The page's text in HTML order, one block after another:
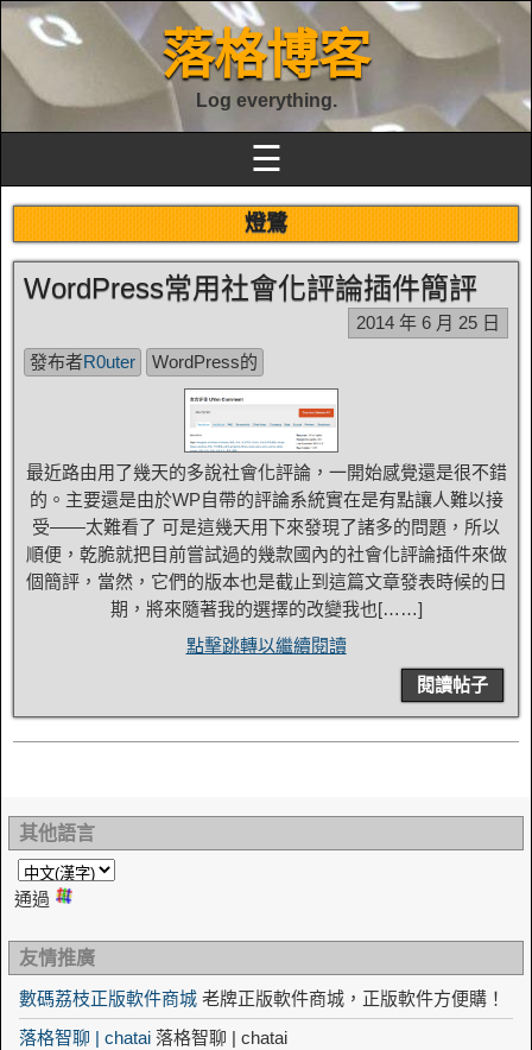
落格博客
Log everything.
☰
燈鷺
WordPress常用社會化評論插件簡評
2014 年 6 月 25 日
發布者R0uter WordPress的
最近路由用了幾天的多說社會化評論，一開始感覺還是很不錯
的。主要還是由於WP自帶的評論系統實在是有點讓人難以接
受——太難看了 可是這幾天用下來發現了諸多的問題，所以
順便，乾脆就把目前嘗試過的幾款國內的社會化評論插件來做
個簡評，當然，它們的版本也是截止到這篇文章發表時候的日
期，將來隨著我的選擇的改變我也[……]
點擊跳轉以繼續閱讀
閱讀帖子
其他語言
通過
友情推廣
數碼荔枝正版軟件商城 老牌正版軟件商城，正版軟件方便購！
落格智聊 | chatai 落格智聊 | chatai